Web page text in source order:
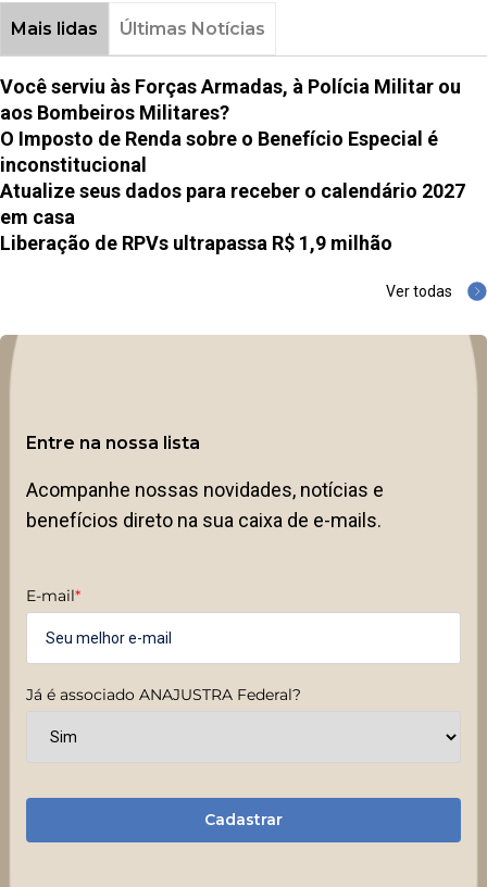
Mais lidas Últimas Notícias
Você serviu às Forças Armadas, à Polícia Militar ou
aos Bombeiros Militares?
O Imposto de Renda sobre o Benefício Especial é
inconstitucional
Atualize seus dados para receber o calendário 2027
em casa
Liberação de RPVs ultrapassa R$ 1,9 milhão
Ver todas
Entre na nossa lista
Acompanhe nossas novidades, notícias e
benefícios direto na sua caixa de e-mails.
E-mail*
Já é associado ANAJUSTRA Federal?
Cadastrar